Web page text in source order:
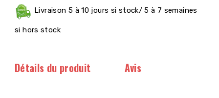
Livraison 5 à 10 jours si stock/ 5 à 7 semaines
si hors stock
Détails du produit Avis